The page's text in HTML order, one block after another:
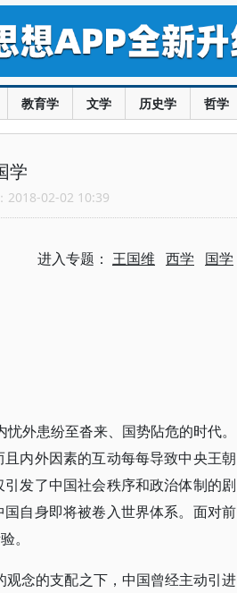
教育学 文学 历史学 哲学
学
2018-02-02 10:39
进入专题： 王国维 西学 国学
外患纷至沓来、国势阽危的时代。
内外因素的互动每每导致中央王朝
发了中国社会秩序和政治体制的剧
自身即将被卷入世界体系。面对前
。
念的支配之下，中国曾经主动引进